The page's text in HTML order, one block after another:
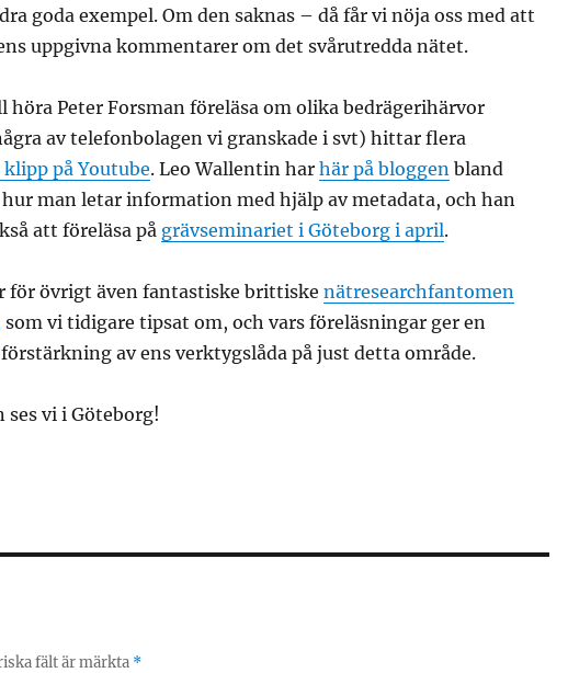
goda exempel. Om den saknas – då får vi nöja oss med att
uppgivna kommentarer om det svårutredda nätet.
höra Peter Forsman föreläsa om olika bedrägerihärvor
av telefonbolagen vi granskade i svt) hittar flera
på Youtube. Leo Wallentin har här på bloggenbland
man letar information med hjälp av metadata, och han
att föreläsa på grävseminariet i Göteborg i april.
för övrigt även fantastiske brittiske nätresearchfantomen
som vi tidigare tipsat om, och vars föreläsningar ger en
av ens verktygslåda på just detta område.
ses vi i Göteborg!
fält är märkta *